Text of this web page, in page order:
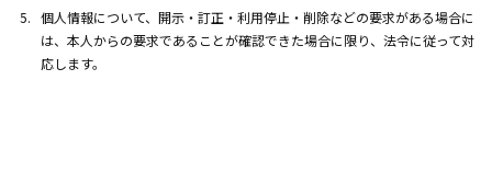
個人情報について、開示・訂正・利用停止・削除などの要求がある場合に
は、本人からの要求であることが確認できた場合に限り、法令に従って対
応します。